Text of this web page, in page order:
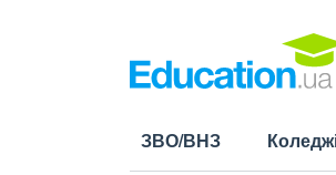
ЗВО/ВНЗ